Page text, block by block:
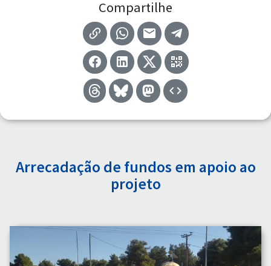
Compartilhe
Arrecadação de fundos em apoio ao
projeto